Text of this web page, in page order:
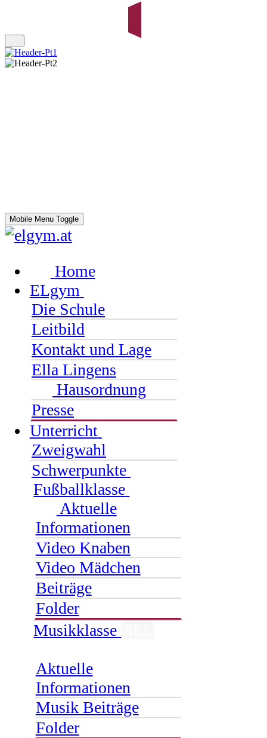
Mobile Menu Toggle
Home
ELgym
Die Schule
Leitbild
Kontakt und Lage
Ella Lingens
Hausordnung
Presse
Unterricht
Zweigwahl
Schwerpunkte
Fußballklasse
Aktuelle
Informationen
Video Knaben
Video Mädchen
Beiträge
Folder
Musikklasse
Aktuelle
Informationen
Musik Beiträge
Folder